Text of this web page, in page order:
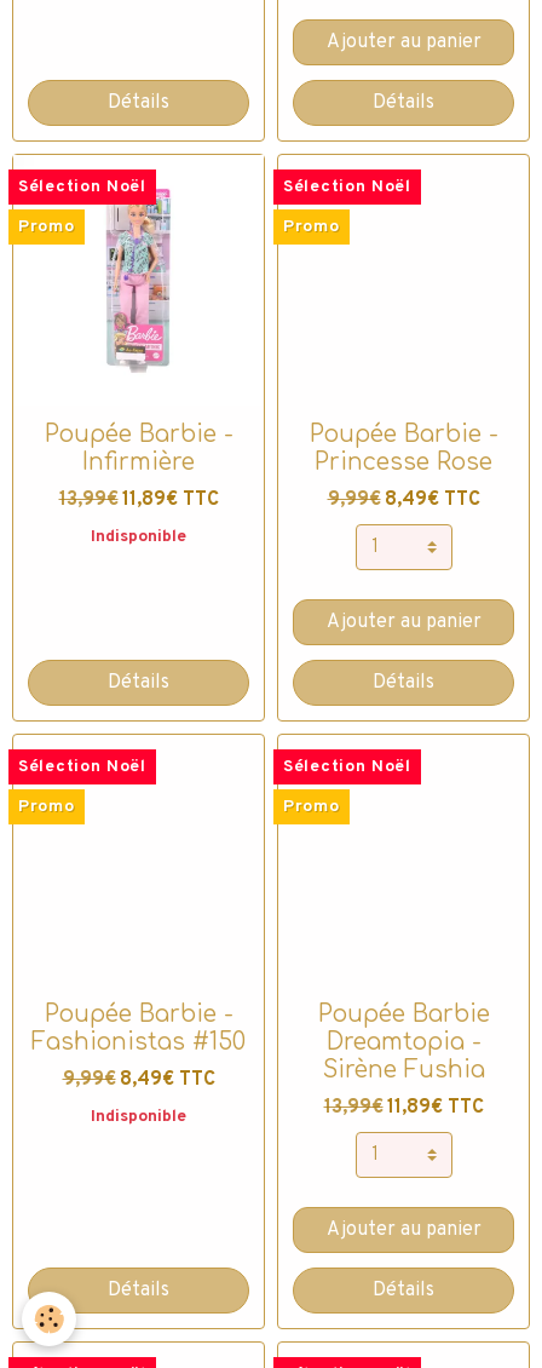
Détails
Ajouter au panier
Détails
Sélection Noël
Promo
Poupée Barbie -
Infirmière
13,99€11,89€ TTC
Indisponible
Détails
Sélection Noël
Promo
Poupée Barbie -
Princesse Rose
9,99€ 8,49€ TTC
Ajouter au panier
Détails
Sélection Noël
Promo
Poupée Barbie -
Fashionistas #150
9,99€ 8,49€ TTC
Indisponible
Détails
Sélection Noël
Promo
Poupée Barbie
Dreamtopia -
Sirène Fushia
13,99€11,89€ TTC
Ajouter au panier
Détails